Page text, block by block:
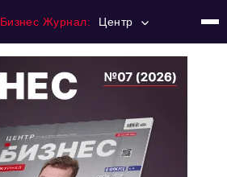
Бизнес Журнал: Центр